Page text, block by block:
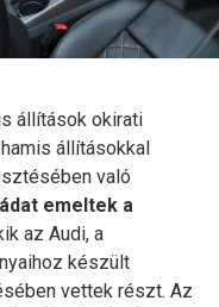
állítások okirati
állításokkal
való
emeltek a
az Audi, a
készült
vettek részt. Az